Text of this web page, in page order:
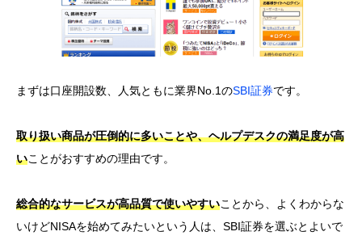
まずは口座開設数、人気ともに業界No.1の SBI証券です。
取り扱い商品が圧倒的に多いことや、ヘルプデスクの満足度が高
いけどNISAを始めてみたいという人は、SBI証券を選ぶとよいで
しょう。
おすすめポイント